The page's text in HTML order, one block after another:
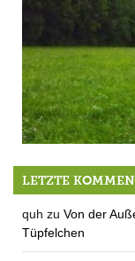
Der Mut der Anderen
LETZTE
quh zu Von der
Tüpfelchen